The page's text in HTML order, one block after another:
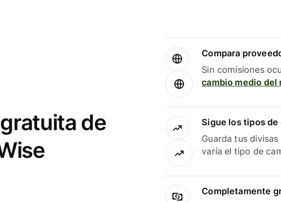
de
Compara
Sin comisiones
cambio medio del
Sigue los tipos de
Guarda tus
varía el tipo de
Completamente